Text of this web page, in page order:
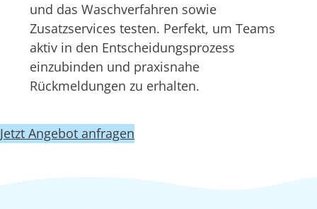
und das Waschverfahren sowie
Zusatzservices testen. Perfekt, um Teams
aktiv in den Entscheidungsprozess
einzubinden und praxisnahe
Rückmeldungen zu erhalten.
Jetzt Angebot anfragen